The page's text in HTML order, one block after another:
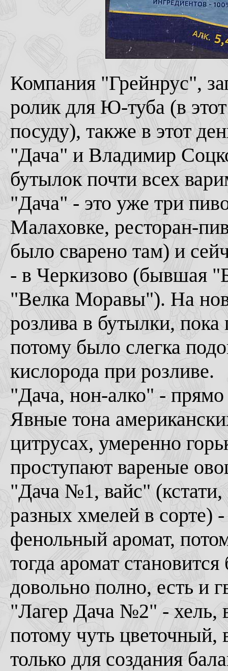
Компания "Грейнрус",
ролик для Ю-туба (в
посуду), также в этот
"Дача" и Владимир
бутылок почти всех
"Дача" - это уже три
Малаховке, ресторан-
было сварено там) и
- в Черкизово (бывшая
"Велка Моравы"). На
розлива в бутылки,
потому было слегка
кислорода при розливе.
"Дача, нон-алко" -
Явные тона
цитрусах, умеренно
проступают вареные
"Дача №1, вайс" (кстати,
разных хмелей в сорте)
фенольный аромат,
тогда аромат
довольно полно, есть и
"Лагер Дача №2" - хель,
потому чуть цветочный,
только для создания